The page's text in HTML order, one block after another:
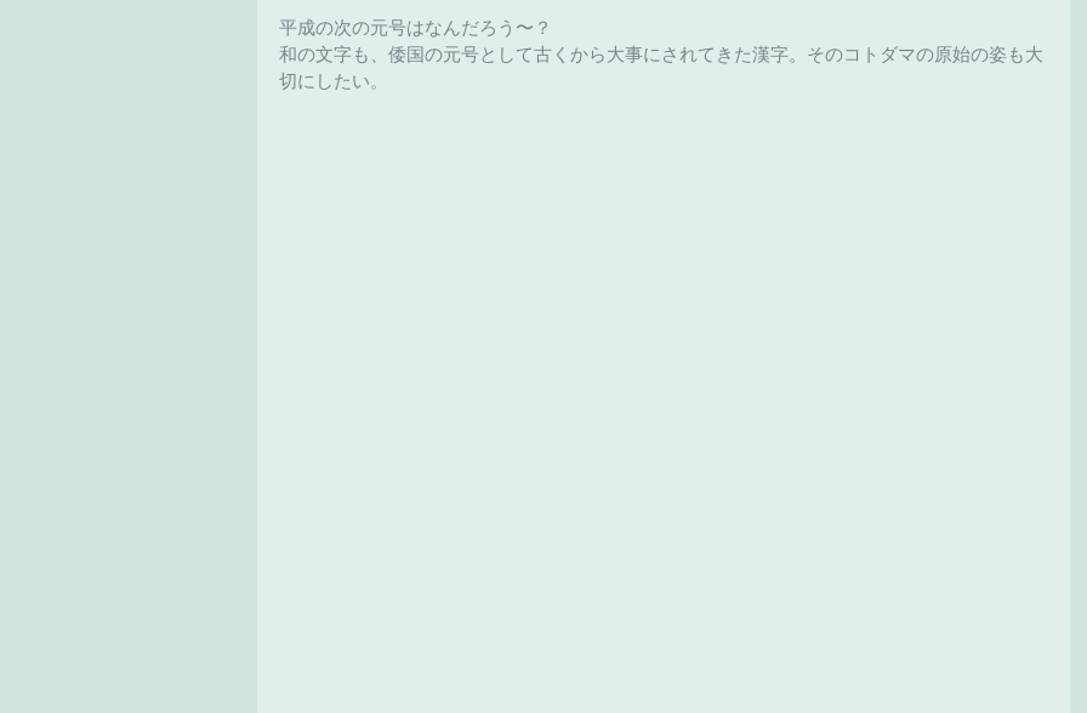
平成の次の元号はなんだろう〜？
和の文字も、倭国の元号として古くから大事にされてきた漢字。そのコトダマの原始の姿も大
切にしたい。